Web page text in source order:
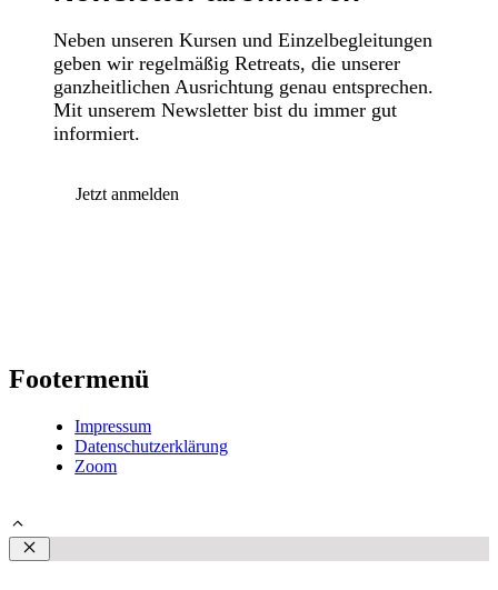
Neben unseren Kursen und Einzelbegleitungen
geben wir regelmäßig Retreats, die unserer
ganzheitlichen Ausrichtung genau entsprechen.
Mit unserem Newsletter bist du immer gut
informiert.
Jetzt anmelden
Footermenü
Impressum
Datenschutzerklärung
Zoom
Schließen